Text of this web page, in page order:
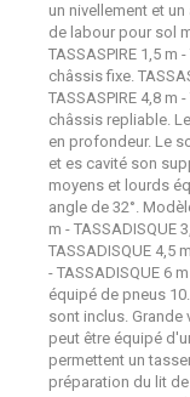
un nivellement et
de labour pour sol
TASSASPIRE 1,5 m
châssis fixe.
TASSASPIRE 4,8 m
châssis repliable.
en profondeur. Le
et es cavité son
moyens et lourds
angle de 32°.
m - TASSADISQUE
TASSADISQUE 4,5
- TASSADISQUE 6
équipé de pneus
sont inclus. Grande
peut être équipé
permettent un
préparation du lit